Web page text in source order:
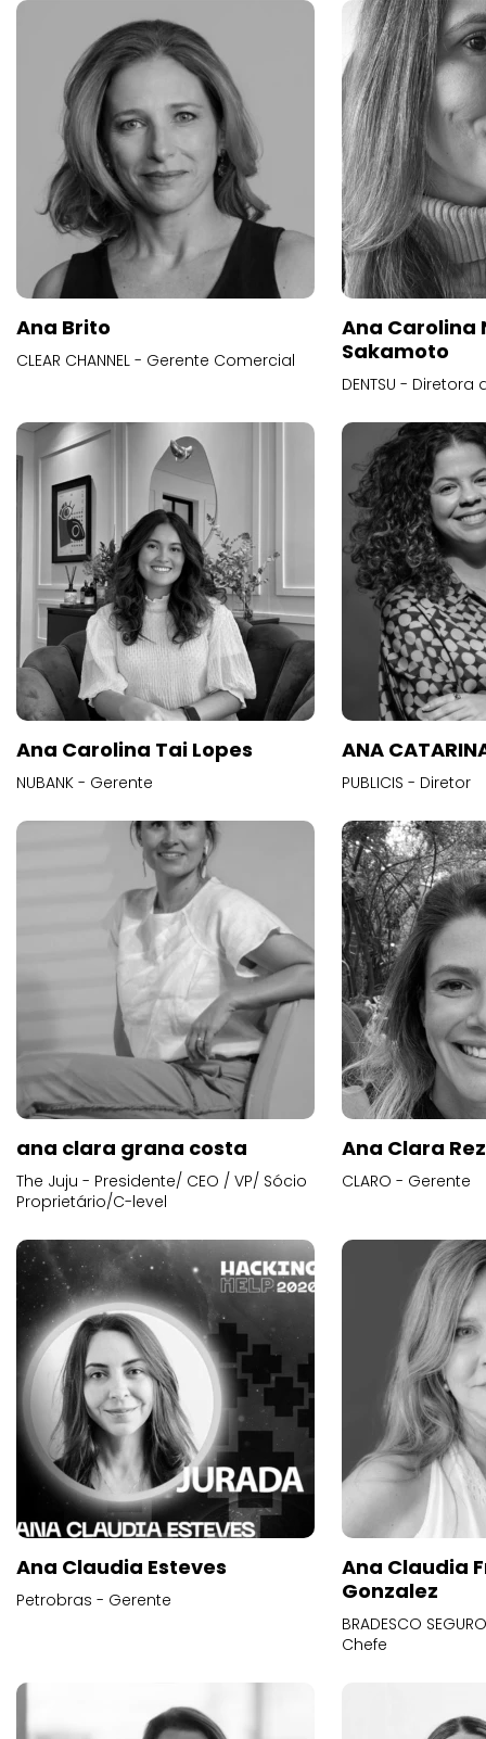
Ana Brito
CLEAR CHANNEL - Gerente Comercial
Ana Carolina
Sakamoto
DENTSU -
Ana Carolina Tai Lopes
NUBANK - Gerente
ANA
PUBLICIS - Diretor
ana clara grana costa
The Juju - Presidente/ CEO / VP/ Sócio
Proprietário/C-level
Ana Clara
CLARO - Gerente
Ana Claudia Esteves
Petrobras - Gerente
Ana Claudia
Gonzalez
BRADESCO
Chefe